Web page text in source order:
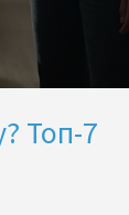
Топ-7